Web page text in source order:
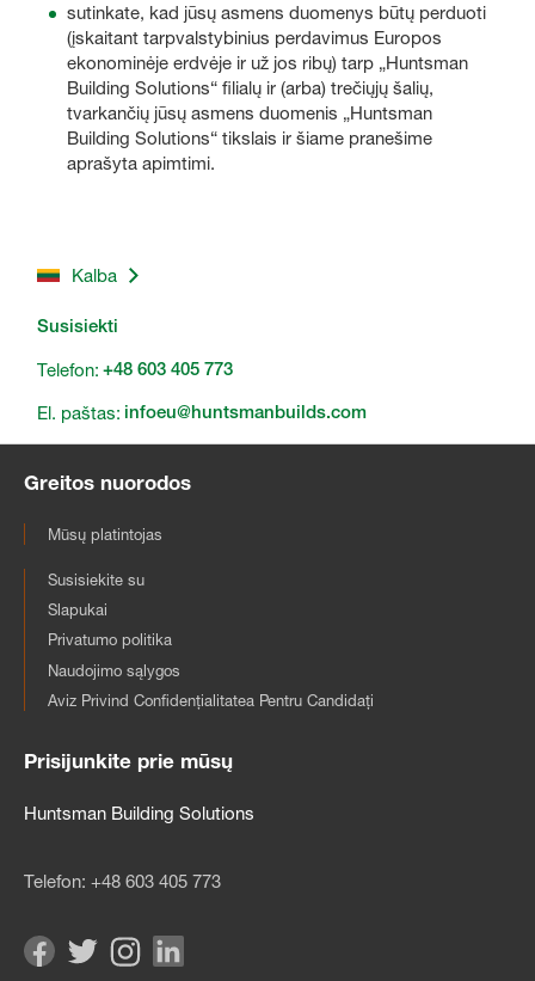
sutinkate, kad jūsų asmens duomenys būtų perduoti
(įskaitant tarpvalstybinius perdavimus Europos
ekonominėje erdvėje ir už jos ribų) tarp „Huntsman
Building Solutions“ filialų ir (arba) trečiųjų šalių,
tvarkančių jūsų asmens duomenis „Huntsman
Building Solutions“ tikslais ir šiame pranešime
aprašyta apimtimi.
Kalba
Susisiekti
Telefon: +48 603 405 773
El. paštas: infoeu@huntsmanbuilds.com
Greitos nuorodos
Mūsų platintojas
Susisiekite su
Slapukai
Privatumo politika
Naudojimo sąlygos
Aviz Privind Confidențialitatea Pentru Candidați
Prisijunkite prie mūsų
Huntsman Building Solutions
Telefon: +48 603 405 773